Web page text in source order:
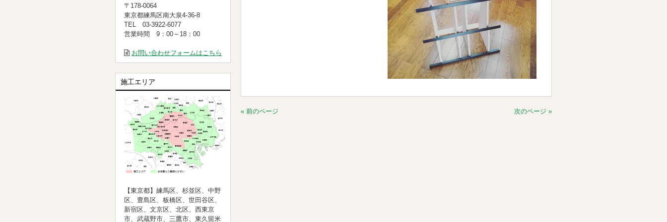
« 前のページ 次のページ »
〒178-0064
東京都練馬区南大泉4-36-8
TEL 03-3922-6077
営業時間 9：00～18：00
お問い合わせフォームはこちら
施工エリア
【東京都】練馬区、杉並区、中野
区、豊島区、板橋区、世田谷区、
新宿区、文京区、北区、西東京
市、武蔵野市、三鷹市、東久留米